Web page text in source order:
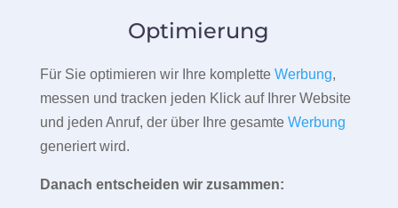
Optimierung
Für Sie optimieren wir Ihre komplette Werbung,
messen und tracken jeden Klick auf Ihrer Website
und jeden Anruf, der über Ihre gesamte Werbung
generiert wird.
Danach entscheiden wir zusammen: